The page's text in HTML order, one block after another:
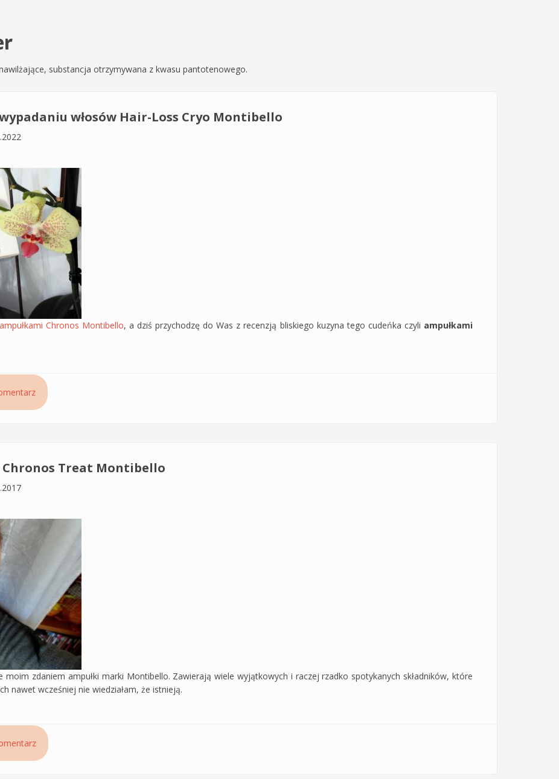
substancja otrzymywana z kwasu pantotenowego.
włosów Hair-Loss Cryo Montibello
ampułkami Chronos Montibello, a dziś przychodzę do Was z recenzją bliskiego kuzyna tego cudeńka czyli ampułkami
wypadaniu włosów Hair-Loss Cryo Montibello
Treat Montibello
moim zdaniem ampułki marki Montibello. Zawierają wiele wyjątkowych i raczej rzadko spotykanych składników, które
nawet wcześniej nie wiedziałam, że istnieją.
Chronos Treat Montibello